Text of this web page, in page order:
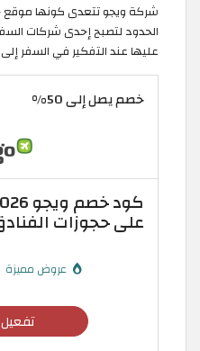
شركة ويجو تتعدى كونها
الحدود لتصبح إحدى شركات
عليها عند التفكير في السفر
خصم يصل إلى 50%
على حجوزات
عروض مميزة